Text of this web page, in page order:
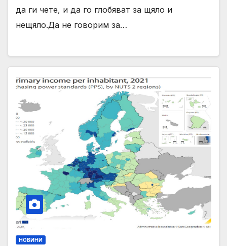
да ги чете, и да го глобяват за щяло и
нещяло.Да не говорим за…
НОВИНИ